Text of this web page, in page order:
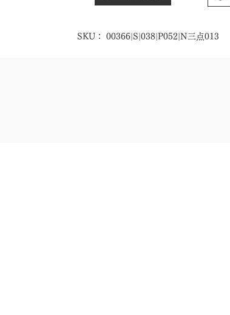
SKU： 00366|S|038|P052|N三点013